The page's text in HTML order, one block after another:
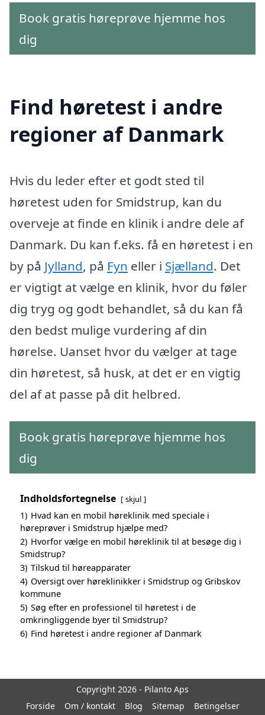
Book gratis høreprøve hjemme hos
dig
Find høretest i andre
regioner af Danmark
Hvis du leder efter et godt sted til
høretest uden for Smidstrup, kan du
overveje at finde en klinik i andre dele af
Danmark. Du kan f.eks. få en høretest i en
by på Jylland, på Fyn eller i Sjælland. Det
er vigtigt at vælge en klinik, hvor du føler
dig tryg og godt behandlet, så du kan få
den bedst mulige vurdering af din
hørelse. Uanset hvor du vælger at tage
din høretest, så husk, at det er en vigtig
del af at passe på dit helbred.
Book gratis høreprøve hjemme hos
dig
Indholdsfortegnelse skjul
1) Hvad kan en mobil høreklinik med speciale i
høreprøver i Smidstrup hjælpe med?
2) Hvorfor vælge en mobil høreklinik til at besøge dig i
Smidstrup?
3) Tilskud til høreapparater
4) Oversigt over høreklinikker i Smidstrup og Gribskov
kommune
5) Søg efter en professionel til høretest i de
omkringliggende byer til Smidstrup?
6) Find høretest i andre regioner af Danmark
Copyright 2026 - Pilanto Aps
Forside
Om / kontakt Blog Sitemap Betingelser